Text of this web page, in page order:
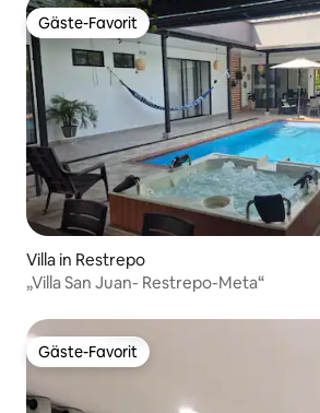
Gäste-Favorit
Gäste-Favorit
Villa in Restrepo
„Villa San Juan- Restrepo-Meta“
Gäste-Favorit
Gäste-Favorit